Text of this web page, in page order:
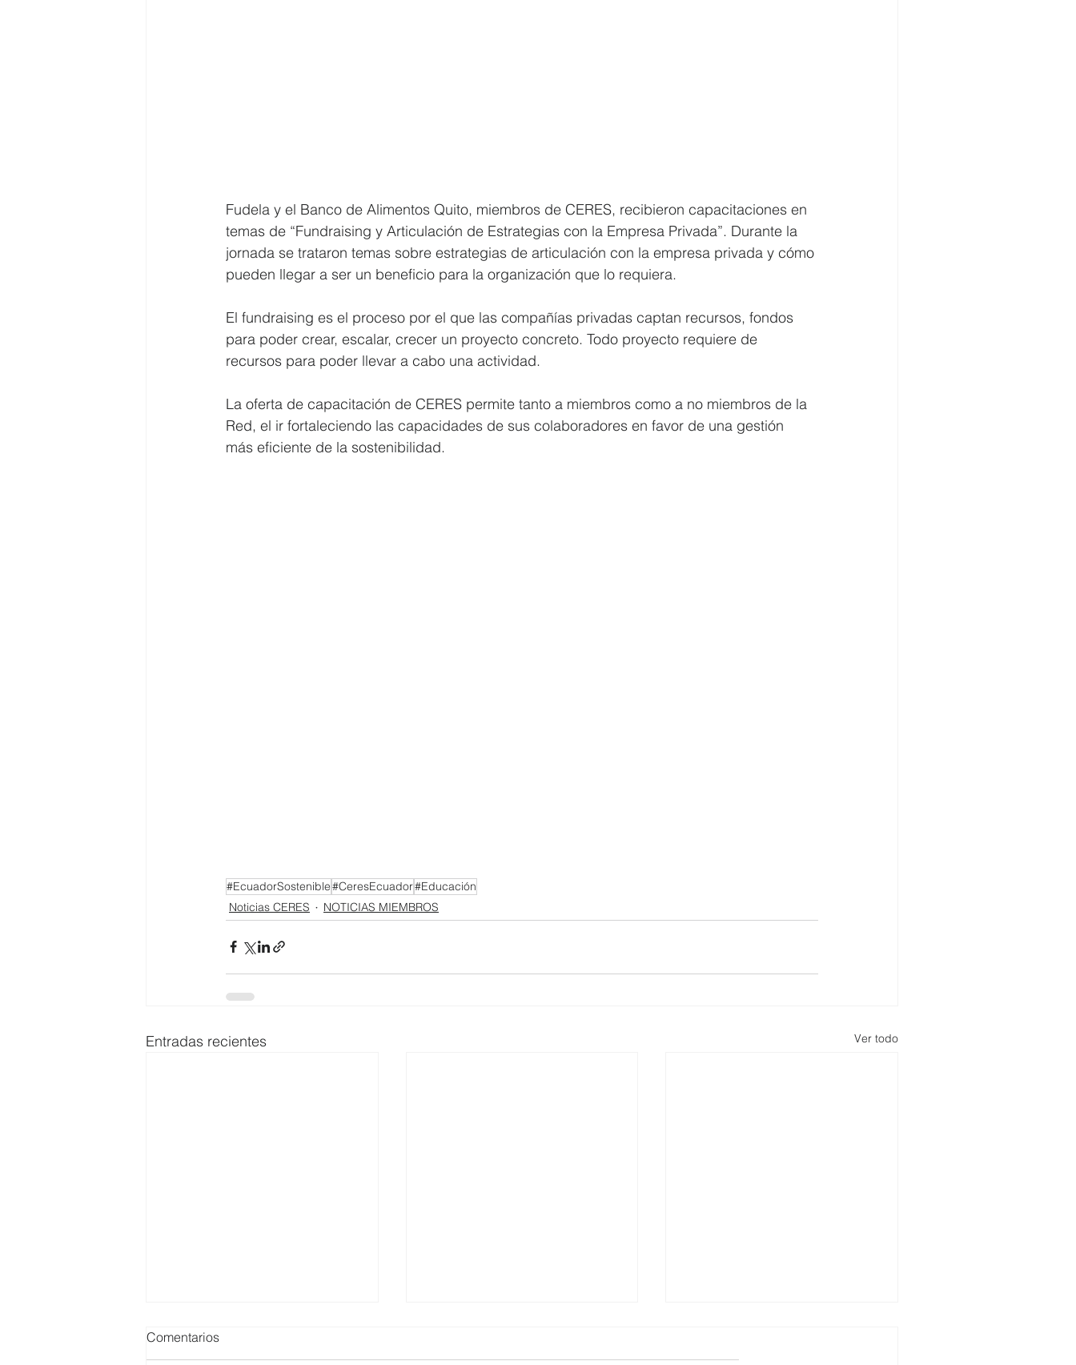
Fudela y el Banco de Alimentos Quito, miembros de CERES, recibieron capacitaciones en
temas de “Fundraising y Articulación de Estrategias con la Empresa Privada”. Durante la
jornada se trataron temas sobre estrategias de articulación con la empresa privada y cómo
pueden llegar a ser un beneficio para la organización que lo requiera.
El fundraising es el proceso por el que las compañías privadas captan recursos, fondos
para poder crear, escalar, crecer un proyecto concreto. Todo proyecto requiere de
recursos para poder llevar a cabo una actividad.
La oferta de capacitación de CERES permite tanto a miembros como a no miembros de la
Red, el ir fortaleciendo las capacidades de sus colaboradores en favor de una gestión
más eficiente de la sostenibilidad.
#EcuadorSostenible#CeresEcuador#Educación
Noticias CERES
NOTICIAS MIEMBROS
Entradas recientes Ver todo
Comentarios